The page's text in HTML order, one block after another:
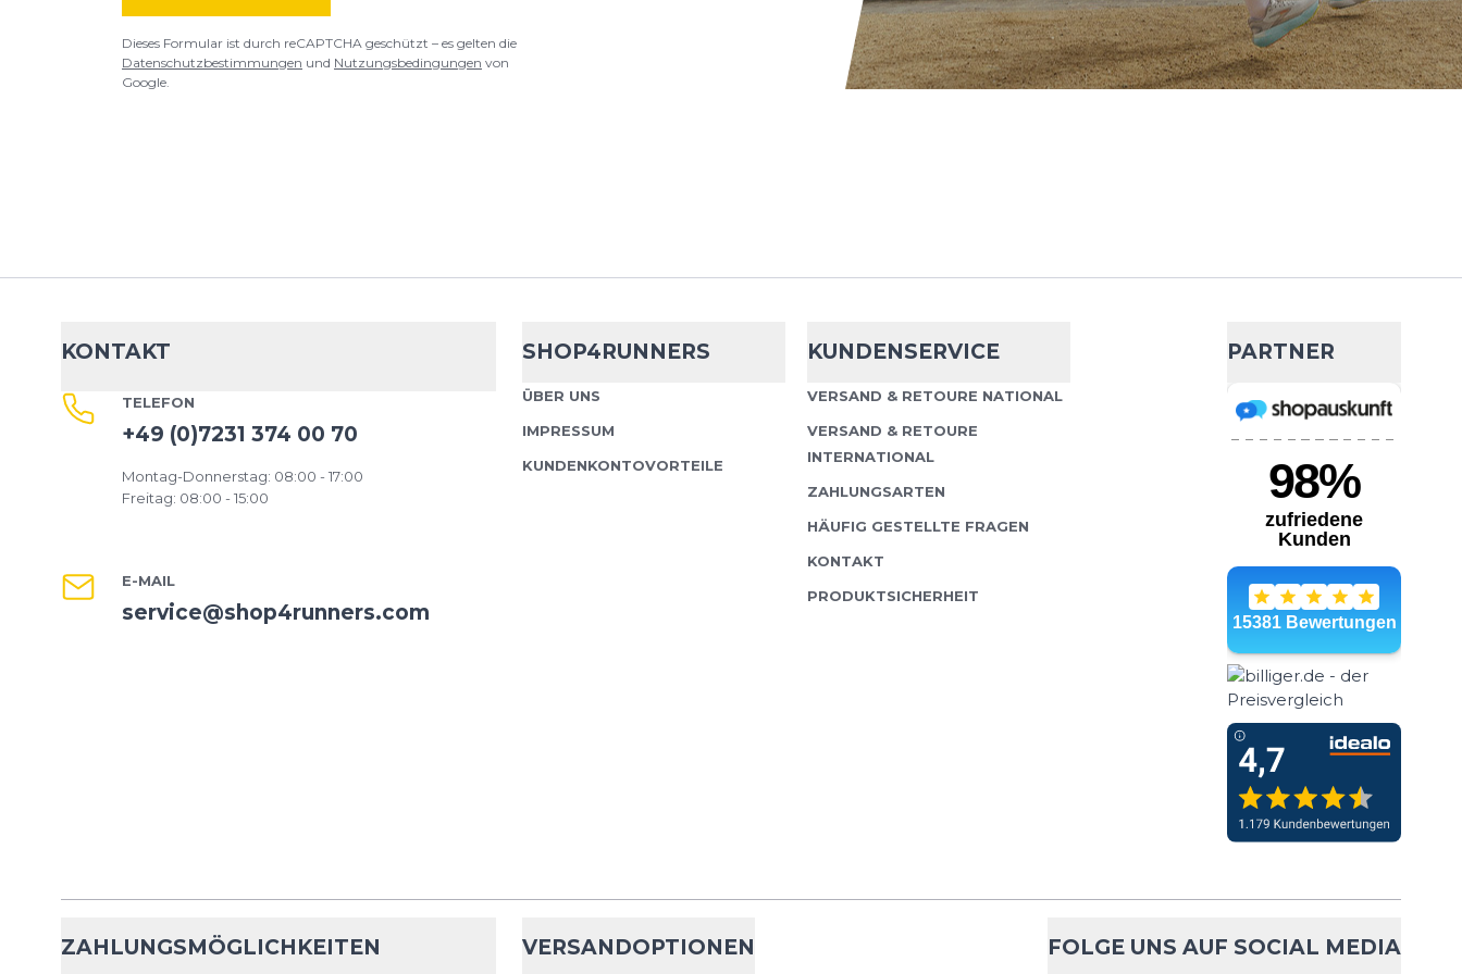
Dieses Formular ist durch reCAPTCHA geschützt – es gelten die
Datenschutzbestimmungen und Nutzungsbedingungen von
Google.
KONTAKT
TELEFON
+49 (0)7231 374 00 70
Montag-Donnerstag: 08:00 - 17:00
Freitag: 08:00 - 15:00
E-MAIL
service@shop4runners.com
SHOP4RUNNERS
ÜBER UNS
IMPRESSUM
KUNDENKONTOVORTEILE
KUNDENSERVICE
VERSAND & RETOURE NATIONAL
VERSAND & RETOURE
INTERNATIONAL
ZAHLUNGSARTEN
HÄUFIG GESTELLTE FRAGEN
KONTAKT
PRODUKTSICHERHEIT
PARTNER
FOLGE UNS AUF SOCIAL MEDIA
ZAHLUNGSMÖGLICHKEITEN VERSANDOPTIONEN